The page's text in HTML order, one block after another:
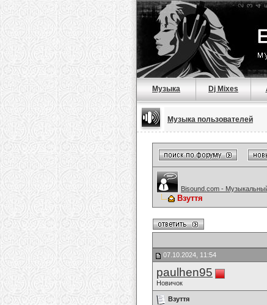
Музыка Dj Mixes
Музыка пользователей
Bisound.com -
Взуття
07.10.2024, 11:54
paulhen95
Новичок
Взуття